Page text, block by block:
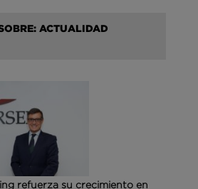
ACTUALIDAD
refuerza su crecimiento en